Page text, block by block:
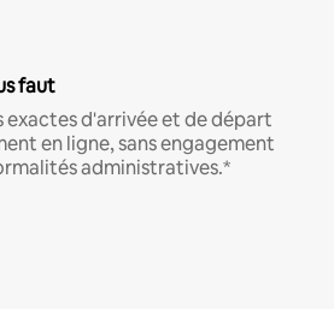
faut
exactes d'arrivée et de départ
en ligne, sans engagement
administratives.*